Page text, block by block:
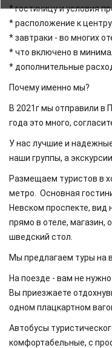
* гостиницу и условия
* расположение к
* завтраки - во многих
* что включено в
* дополнительные
Почему именно мы?
В 2021г мы отправили в
года это много,
У нас лучшие и
наши группы, а
Размещаем туристов в
метро. Основная
Невском проспекте, вид
прямо в отеле, магазин,
шведский стол.
Мы предлагаем туры на
На поезде - вам не
Вы приезжаете
одном плацкартном
Автобусы
комфортабельные, с